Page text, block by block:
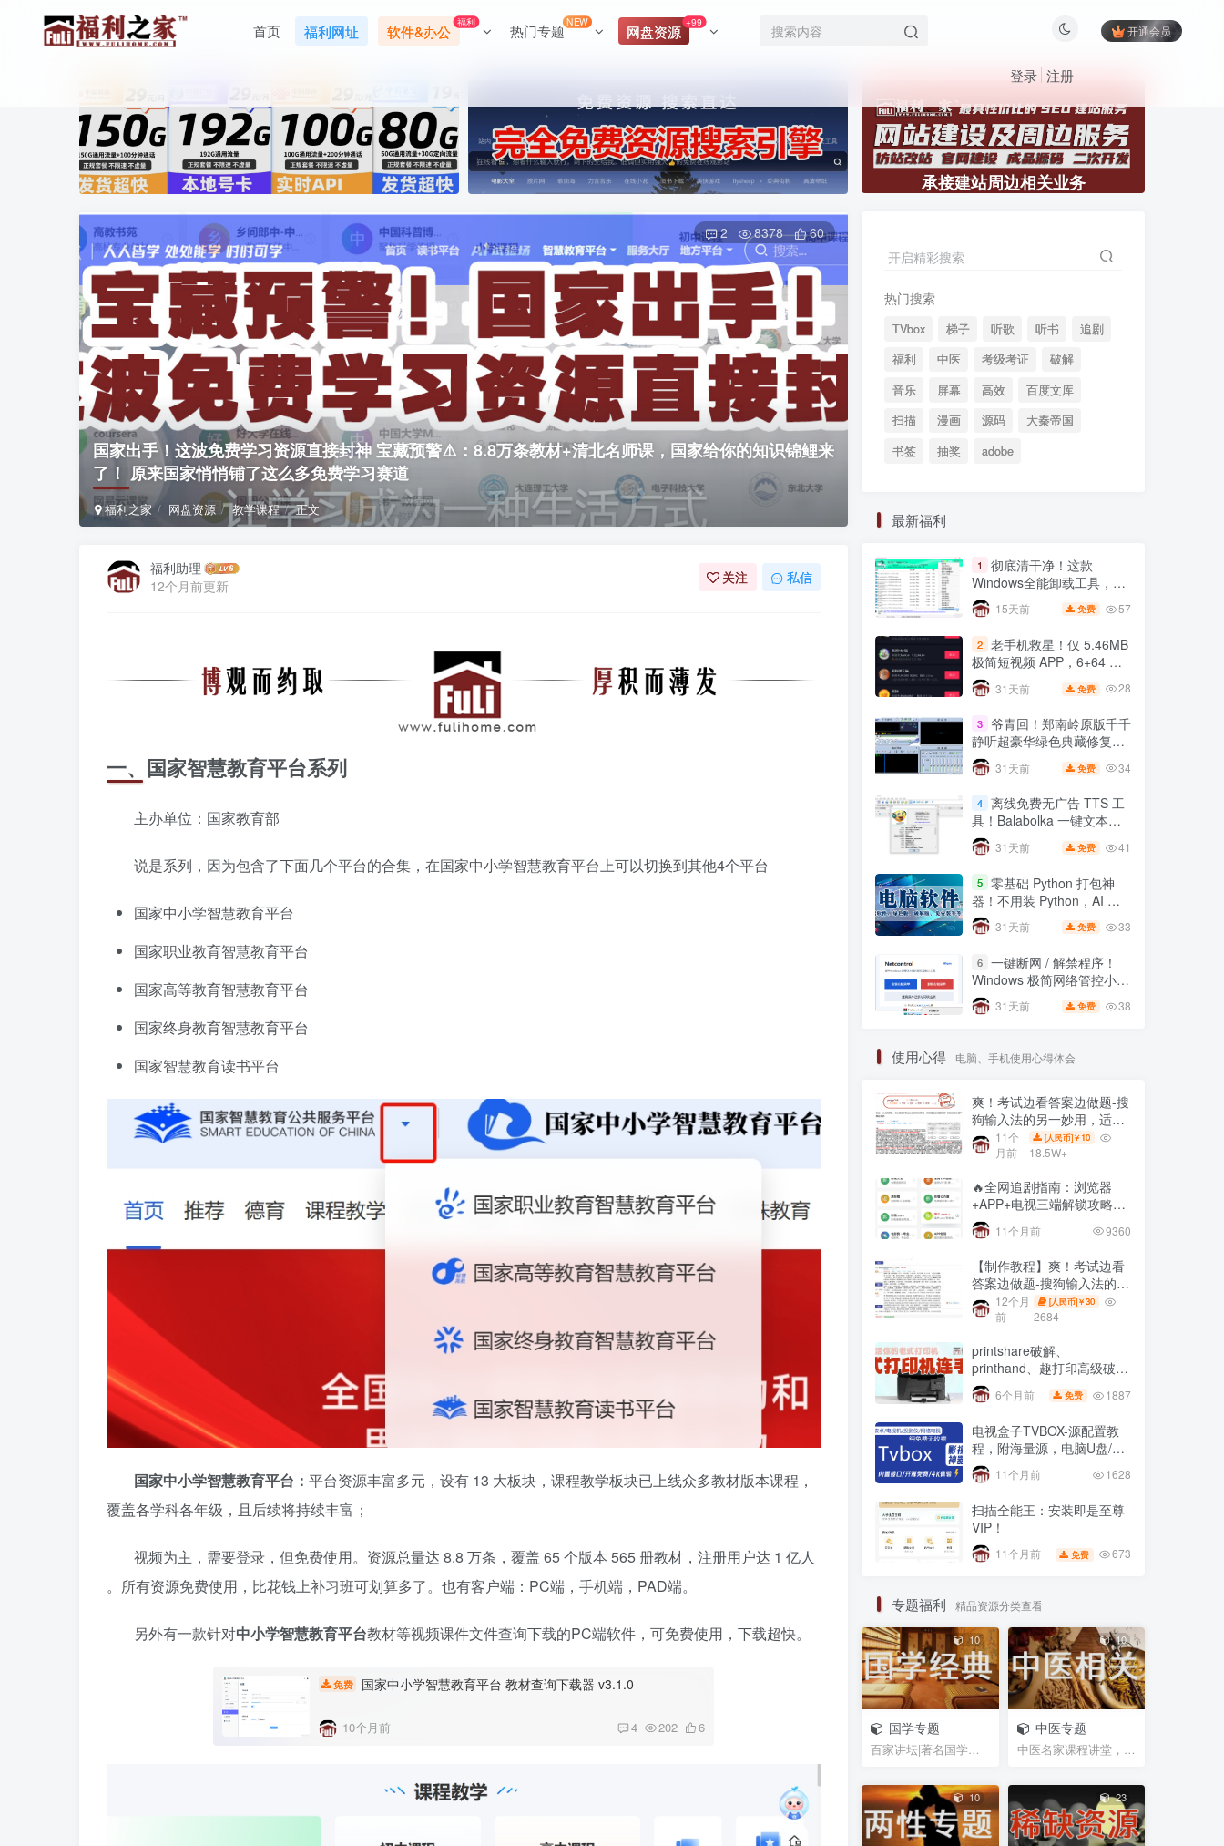
首页 福利网址 软件&办公
福利 热门专题NEW
网盘资源
+99
开通会员
登录 注册
国家出手！这波免费学习资源直接封神 宝藏预警⚠️：8.8万条教材+清北名师课，国家给你的知识锦鲤来
了！ 原来国家悄悄铺了这么多免费学习赛道
福利之家 网盘资源 教学课程 正文
2 8378 60
福利助理
12个月前更新
关注 私信
一、国家智慧教育平台系列
主办单位：国家教育部
说是系列，因为包含了下面几个平台的合集，在国家中小学智慧教育平台上可以切换到其他4个平台
国家中小学智慧教育平台
国家职业教育智慧教育平台
国家高等教育智慧教育平台
国家终身教育智慧教育平台
国家智慧教育读书平台
国家中小学智慧教育平台： 平台资源丰富多元，设有 13 大板块，课程教学板块已上线众多教材版本课程，
覆盖各学科各年级，且后续将持续丰富；
视频为主，需要登录，但免费使用。资源总量达 8.8 万条，覆盖 65 个版本 565 册教材，注册用户达 1 亿人
。所有资源免费使用，比花钱上补习班可划算多了。也有客户端：PC端，手机端，PAD端。
另外有一款针对中小学智慧教育平台教材等视频课件文件查询下载的PC端软件，可免费使用，下载超快。
免费 国家中小学智慧教育平台 教材查询下载器 v3.1.0
10个月前 4 202 6
承接建站周边相关业务
开启精彩搜索
热门搜索
TVbox 梯子 听歌 听书
追剧
福利
中医 考级考证
破解
音乐
屏幕 高效
百度文库
扫描
漫画 源码
大秦帝国
书签
抽奖 adobe
最新福利
1
彻底清干净！这款
Windows全能卸载工具，注
册表残留一键根除
15天前 免费 57
2 老手机救星！仅 5.46MB
极简短视频 APP，6+64 小
米 8 实测丝滑不卡顿
31天前 免费 28
3 爷青回！郑南岭原版千千
静听超豪华绿色典藏修复
版，无损音质拉满🔥
31天前 免费 34
4 离线免费无广告 TTS 工
具！Balabolka 一键文本转
语音，自媒体配音神器
31天前 免费 41
5 零基础 Python 打包神
器！不用装 Python，AI 全
自动一键打包 EXE🔥
31天前 免费 33
6 一键断网 / 解禁程序！
Windows 极简网络管控小工
具，右键直接锁联网🔥
31天前 免费 38
使用心得 电脑、手机使用心得体会
爽！考试边看答案边做题-搜
狗输入法的另一妙用，适用
网页在线全屏考试仿切屏系
统的
11个
月前
[人民币]￥ 10
18.5W+
🔥全网追剧指南：浏览器
+APP+电视三端解锁攻略，
免费资源一网打尽！
11个月前 9360
【制作教程】爽！考试边看
答案边做题-搜狗输入法的另
一妙用，适用网页在线全屏
考试仿切屏系统的
12个月
前
[人民币]￥30
2684
printshare破解、
printhand、趣打印高级破解
版，老式USB打印机
6个月前 免费 1887
电视盒子TVBOX-源配置教
程，附海量源，电脑U盘/不
用U盘 安装第三方app方法
11个月前 1628
扫描全能王：安装即是至尊
VIP！
11个月前 免费 673
专题福利 精品资源分类查看
10
国学专题
百家讲坛|著名国学大师视频课程|易中天曾仕强于丹纪...
10
中医专题
中医名家课程讲堂，书籍资料等网盘资源分享
10 23